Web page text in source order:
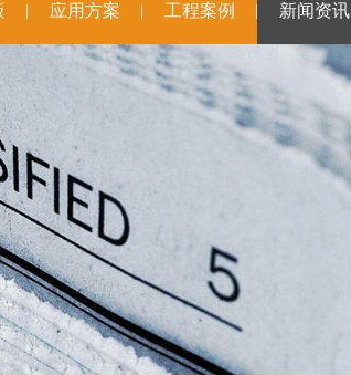
应用方案 工程案例 新闻资讯